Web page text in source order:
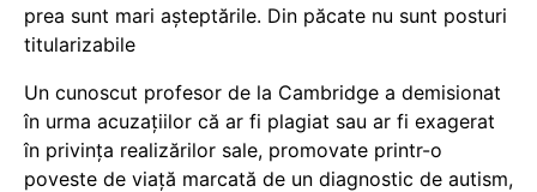
prea sunt mari așteptările. Din păcate nu sunt posturi
titularizabile
Un cunoscut profesor de la Cambridge a demisionat
în urma acuzațiilor că ar fi plagiat sau ar fi exagerat
în privința realizărilor sale, promovate printr-o
poveste de viață marcată de un diagnostic de autism,